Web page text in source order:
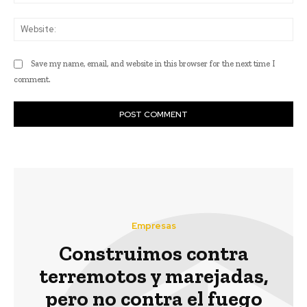
Save my name, email, and website in this browser for the next time I
comment.